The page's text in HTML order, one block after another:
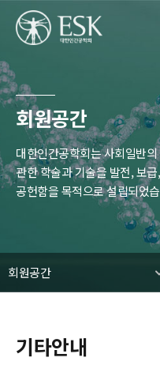
회원공간
대한인간공학회는 사회일반
관한 학술과 기술을 발전, 보
공헌함을 목적으로 설립되었
회원공간
기타안내